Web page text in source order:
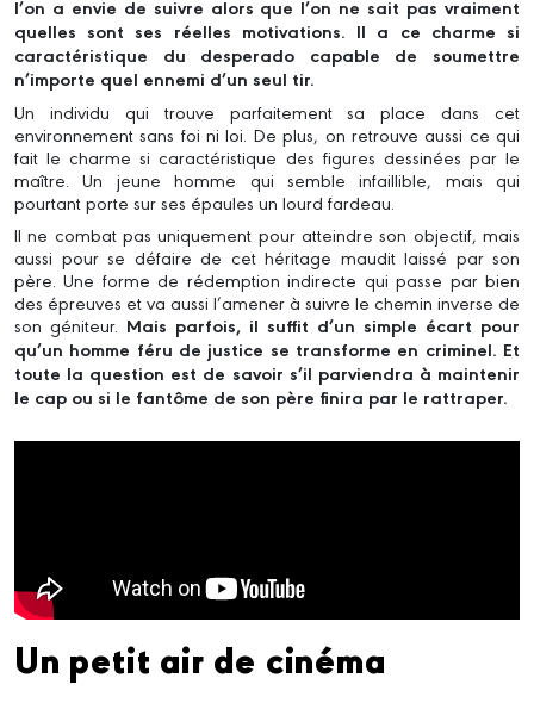
l’on a envie de suivre alors que l’on ne sait pas vraiment
quelles sont ses réelles motivations. Il a ce charme si
caractéristique du desperado capable de soumettre
n’importe quel ennemi d’un seul tir.
Un individu qui trouve parfaitement sa place dans cet
environnement sans foi ni loi. De plus, on retrouve aussi ce qui
fait le charme si caractéristique des figures dessinées par le
maître. Un jeune homme qui semble infaillible, mais qui
pourtant porte sur ses épaules un lourd fardeau.
Il ne combat pas uniquement pour atteindre son objectif, mais
aussi pour se défaire de cet héritage maudit laissé par son
père. Une forme de rédemption indirecte qui passe par bien
des épreuves et va aussi l’amener à suivre le chemin inverse de
son géniteur. Mais parfois, il suffit d’un simple écart pour
qu’un homme féru de justice se transforme en criminel. Et
toute la question est de savoir s’il parviendra à maintenir
le cap ou si le fantôme de son père finira par le rattraper.
Un petit air de cinéma